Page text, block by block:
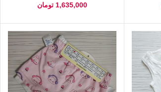
1,635,000 تومان